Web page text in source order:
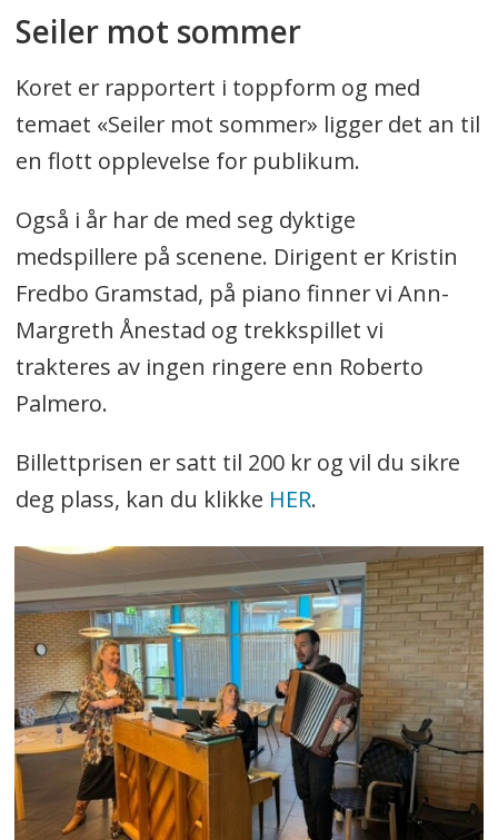
Seiler mot sommer
Koret er rapportert i toppform og med
temaet «Seiler mot sommer» ligger det an til
en flott opplevelse for publikum.
Også i år har de med seg dyktige
medspillere på scenene. Dirigent er Kristin
Fredbo Gramstad, på piano finner vi Ann-
Margreth Ånestad og trekkspillet vi
trakteres av ingen ringere enn Roberto
Palmero.
Billettprisen er satt til 200 kr og vil du sikre
deg plass, kan du klikke HER.